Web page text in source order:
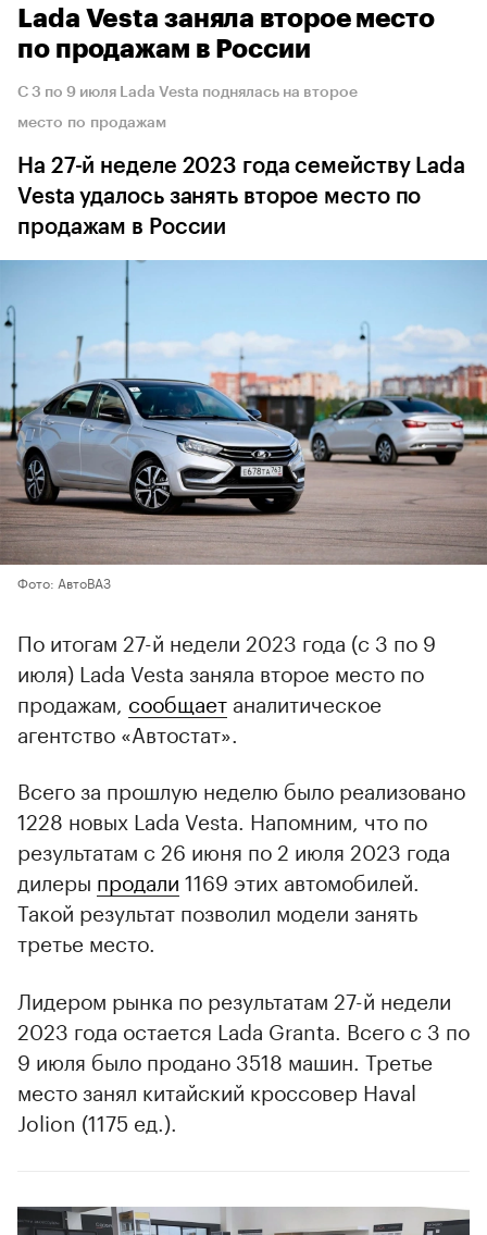
Omoda Geely Jaecoo
Lada Vesta заняла второе место
по продажам в России
С 3 по 9 июля Lada Vesta поднялась на второе
место по продажам
На 27-й неделе 2023 года семейству Lada
Vesta удалось занять второе место по
продажам в России
Фото: АвтоВАЗ
По итогам 27-й недели 2023 года (с 3 по 9
июля) Lada Vesta заняла второе место по
продажам, сообщает аналитическое
агентство «Автостат».
Всего за прошлую неделю было реализовано
1228 новых Lada Vesta. Напомним, что по
результатам с 26 июня по 2 июля 2023 года
дилеры продали 1169 этих автомобилей.
Такой результат позволил модели занять
третье место.
00:00 / 00:00
Лидером рынка по результатам 27-й недели
2023 года остается Lada Granta. Всего с 3 по
9 июля было продано 3518 машин. Третье
место занял китайский кроссовер Haval
Jolion (1175 ед.).